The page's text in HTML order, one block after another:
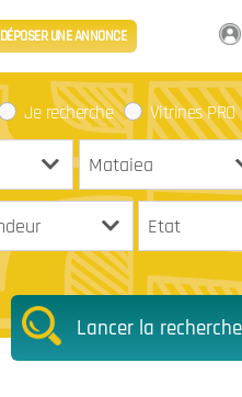
DÉPOSER UNE ANNONCE
Je recherche Vitrines PRO
Lancer la recherche